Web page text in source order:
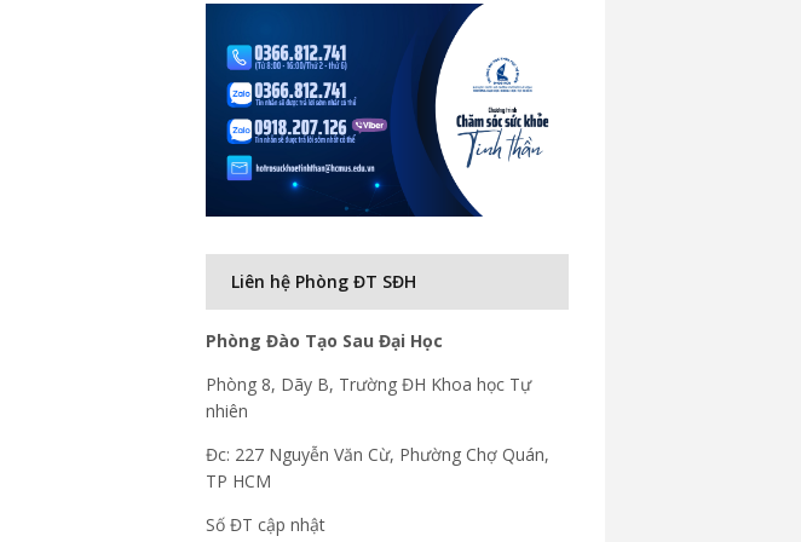
Liên hệ Phòng ĐT SĐH
Phòng Đào Tạo Sau Đại Học
Phòng 8, Dãy B, Trường ĐH Khoa học Tự
nhiên
Đc: 227 Nguyễn Văn Cừ, Phường Chợ Quán,
TP HCM
Số ĐT cập nhật